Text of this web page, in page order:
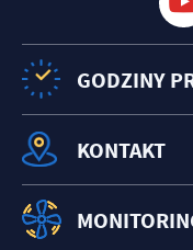
GODZINY
KONTAKT